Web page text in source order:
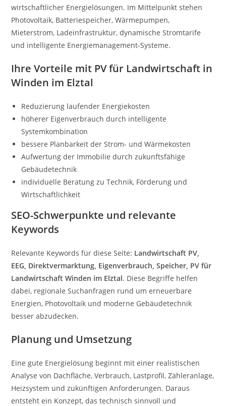
wirtschaftlicher Energielösungen. Im Mittelpunkt stehen
Photovoltaik, Batteriespeicher, Wärmepumpen,
Mieterstrom, Ladeinfrastruktur, dynamische Stromtarife
und intelligente Energiemanagement-Systeme.
Ihre Vorteile mit PV für Landwirtschaft in
Winden im Elztal
Reduzierung laufender Energiekosten
höherer Eigenverbrauch durch intelligente
Systemkombination
bessere Planbarkeit der Strom- und Wärmekosten
Aufwertung der Immobilie durch zukunftsfähige
Gebäudetechnik
individuelle Beratung zu Technik, Förderung und
Wirtschaftlichkeit
SEO-Schwerpunkte und relevante
Keywords
Relevante Keywords für diese Seite: Landwirtschaft PV,
EEG, Direktvermarktung, Eigenverbrauch, Speicher, PV für
Landwirtschaft Winden im Elztal. Diese Begriffe helfen
dabei, regionale Suchanfragen rund um erneuerbare
Energien, Photovoltaik und moderne Gebäudetechnik
besser abzudecken.
Planung und Umsetzung
Eine gute Energielösung beginnt mit einer realistischen
Analyse von Dachfläche, Verbrauch, Lastprofil, Zähleranlage,
Heizsystem und zukünftigen Anforderungen. Daraus
entsteht ein Konzept, das technisch sinnvoll und